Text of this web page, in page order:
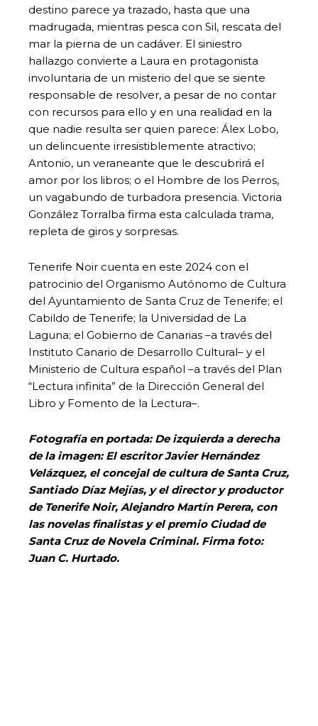
destino parece ya trazado, hasta que una
madrugada, mientras pesca con Sil, rescata del
mar la pierna de un cadáver. El siniestro
hallazgo convierte a Laura en protagonista
involuntaria de un misterio del que se siente
responsable de resolver, a pesar de no contar
con recursos para ello y en una realidad en la
que nadie resulta ser quien parece: Álex Lobo,
un delincuente irresistiblemente atractivo;
Antonio, un veraneante que le descubrirá el
amor por los libros; o el Hombre de los Perros,
un vagabundo de turbadora presencia. Victoria
González Torralba firma esta calculada trama,
repleta de giros y sorpresas.
Tenerife Noir cuenta en este 2024 con el
patrocinio del Organismo Autónomo de Cultura
del Ayuntamiento de Santa Cruz de Tenerife; el
Cabildo de Tenerife; la Universidad de La
Laguna; el Gobierno de Canarias –a través del
Instituto Canario de Desarrollo Cultural– y el
Ministerio de Cultura español –a través del Plan
“Lectura infinita” de la Dirección General del
Libro y Fomento de la Lectura–.
Fotografía en portada: De izquierda a derecha
de la imagen: El escritor Javier Hernández
Velázquez, el concejal de cultura de Santa Cruz,
Santiado Díaz Mejías, y el director y productor
de Tenerife Noir, Alejandro Martín Perera, con
las novelas finalistas y el premio Ciudad de
Santa Cruz de Novela Criminal. Firma foto:
Juan C. Hurtado.